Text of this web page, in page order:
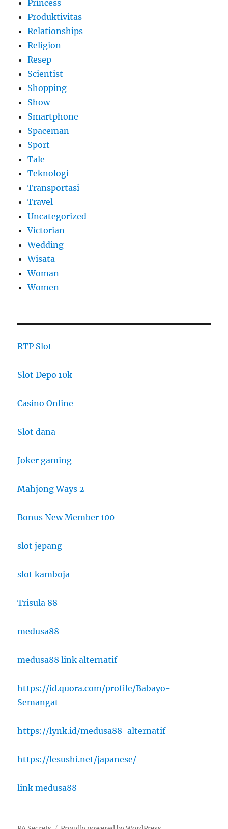
Princess
Produktivitas
Relationships
Religion
Resep
Scientist
Shopping
Show
Smartphone
Spaceman
Sport
Tale
Teknologi
Transportasi
Travel
Uncategorized
Victorian
Wedding
Wisata
Woman
Women
RTP Slot
Slot Depo 10k
Casino Online
Slot dana
Joker gaming
Mahjong Ways 2
Bonus New Member 100
slot jepang
slot kamboja
Trisula 88
medusa88
medusa88 link alternatif
https://id.quora.com/profile/Babayo-
Semangat
https://lynk.id/medusa88-alternatif
https://lesushi.net/japanese/
link medusa88